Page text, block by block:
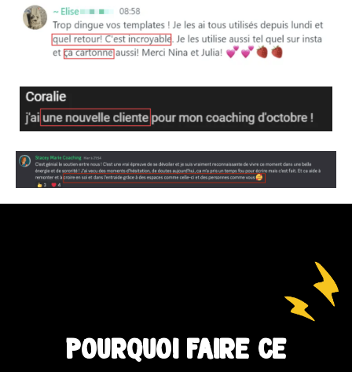
Pourquoi faire ce